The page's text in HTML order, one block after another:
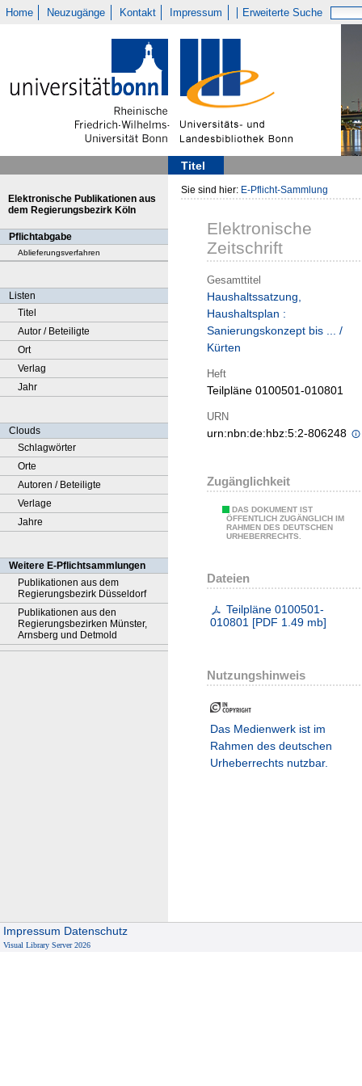
Home Neuzugänge Kontakt Impressum Erweiterte Suche
Titel
Elektronische Publikationen aus
dem Regierungsbezirk Köln
Pflichtabgabe
Ablieferungsverfahren
Listen
Titel
Autor / Beteiligte
Ort
Verlag
Jahr
Clouds
Schlagwörter
Orte
Autoren / Beteiligte
Verlage
Jahre
Weitere E-Pflichtsammlungen
Publikationen aus dem
Regierungsbezirk Düsseldorf
Publikationen aus den
Regierungsbezirken Münster,
Arnsberg und Detmold
Sie sind hier: E-Pflicht-Sammlung
Elektronische
Zeitschrift
Gesamttitel
Haushaltssatzung,
Haushaltsplan :
Sanierungskonzept bis ... /
Kürten
Heft
Teilpläne 0100501-010801
URN
urn:nbn:de:hbz:5:2-806248
Zugänglichkeit
DAS DOKUMENT IST
ÖFFENTLICH ZUGÄNGLICH IM
RAHMEN DES DEUTSCHEN
URHEBERRECHTS.
Dateien
Teilpläne 0100501-
010801 [PDF 1.49 mb]
Nutzungshinweis
Das Medienwerk ist im
Rahmen des deutschen
Urheberrechts nutzbar.
Impressum Datenschutz
Visual Library Server 2026